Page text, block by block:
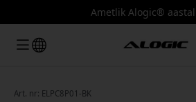
Ametlik Alogic® aastal
Art. nr: ELPC8P01-BK